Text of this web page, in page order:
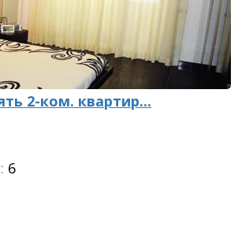
2-ком. квартир...
6